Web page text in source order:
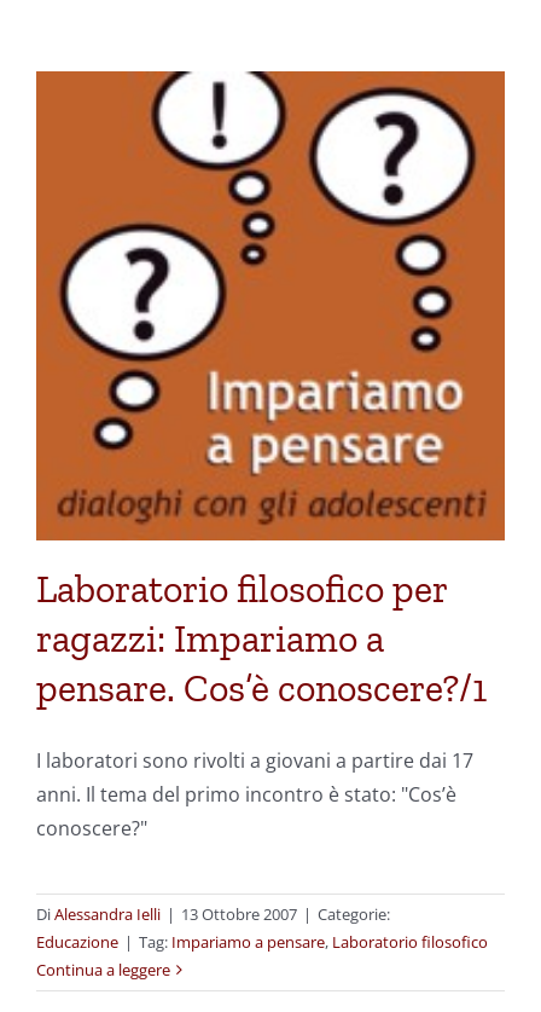
Laboratorio filosofico per
ragazzi: Impariamo a
pensare. Cos’è conoscere?/1
I laboratori sono rivolti a giovani a partire dai 17
anni. Il tema del primo incontro è stato: "Cos’è
conoscere?"
DiAlessandra Ielli | 13 Ottobre 2007 | Categorie:
Educazione | Tag: Impariamo a pensare, Laboratorio filosofico
Continua a leggere